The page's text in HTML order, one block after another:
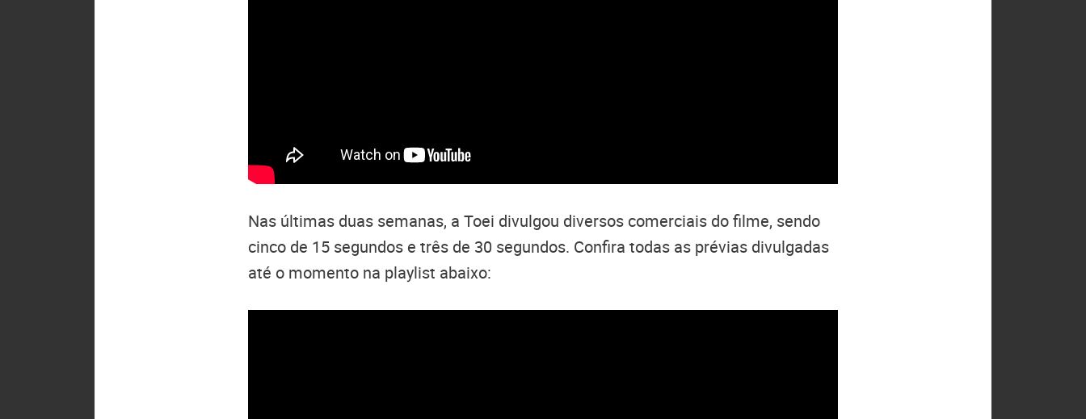
Nas últimas duas semanas, a Toei divulgou diversos comerciais do filme, sendo
cinco de 15 segundos e três de 30 segundos. Confira todas as prévias divulgadas
até o momento na playlist abaixo: